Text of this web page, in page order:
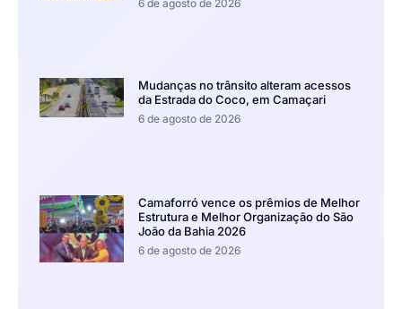
6 de agosto de 2026
Mudanças no trânsito alteram acessos
da Estrada do Coco, em Camaçari
6 de agosto de 2026
Camaforró vence os prêmios de Melhor
Estrutura e Melhor Organização do São
João da Bahia 2026
6 de agosto de 2026